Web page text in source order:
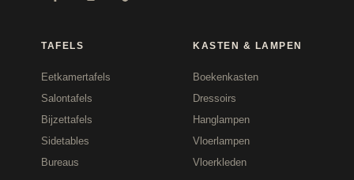
TAFELS
Eetkamertafels
Salontafels
Bijzettafels
Sidetables
Bureaus
KASTEN & LAMPEN
Boekenkasten
Dressoirs
Hanglampen
Vloerlampen
Vloerkleden